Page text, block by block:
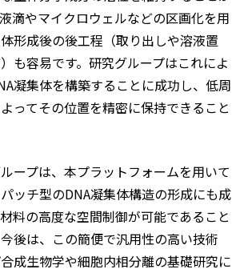
滴やマイクロウェルなどの区画化を用
形成後の後工程（取り出しや溶液置
も容易です。研究グループはこれによ
凝集体を構築することに成功し、低周
ってその位置を精密に保持できること
ープは、本プラットフォームを用いて
ッチ型のDNA凝集体構造の形成にも成
料の高度な空間制御が可能であること
後は、この簡便で汎用性の高い技術
成生物学や細胞内相分離の基礎研究に